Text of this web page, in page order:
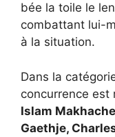
bée la toile le
combattant lui-
à la situation.
Dans la
concurrence est
Islam
Gaethje,